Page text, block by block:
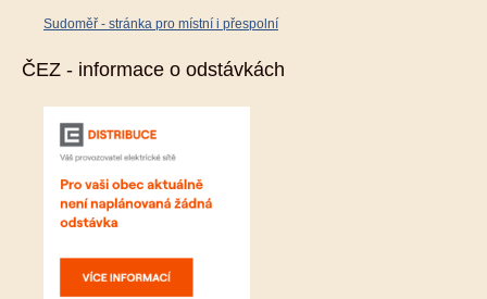
Sudoměř - stránka pro místní i přespolní
ČEZ - informace o odstávkách